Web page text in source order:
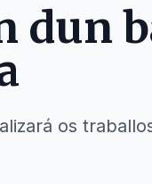
dun
os